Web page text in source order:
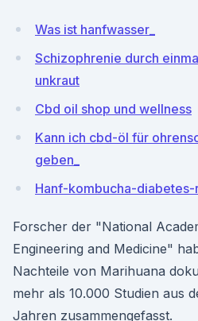
Was ist hanfwasser_
Schizophrenie durch
unkraut
Cbd oil shop und wellness
Kann ich cbd-öl für
geben_
Hanf-kombucha-
Forscher der "National
Engineering and Medicine"
Nachteile von Marihuana
mehr als 10.000 Studien aus
Jahren zusammengefasst.